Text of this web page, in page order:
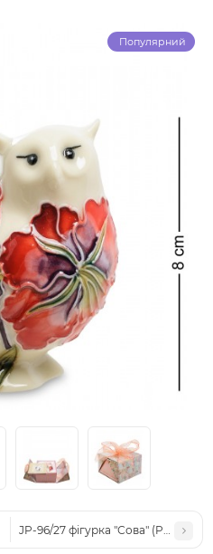
Популярний
JP-96/27 фігурка "Сова" (Pavone)